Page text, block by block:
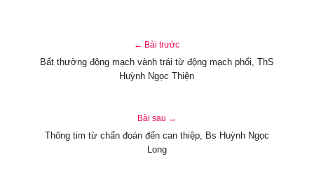
← Bài trước
Bất thường động mạch vành trái từ động mạch phổi, ThS
Huỳnh Ngọc Thiện
Bài sau →
Thông tim từ chẩn đoán đến can thiệp, Bs Huỳnh Ngọc
Long